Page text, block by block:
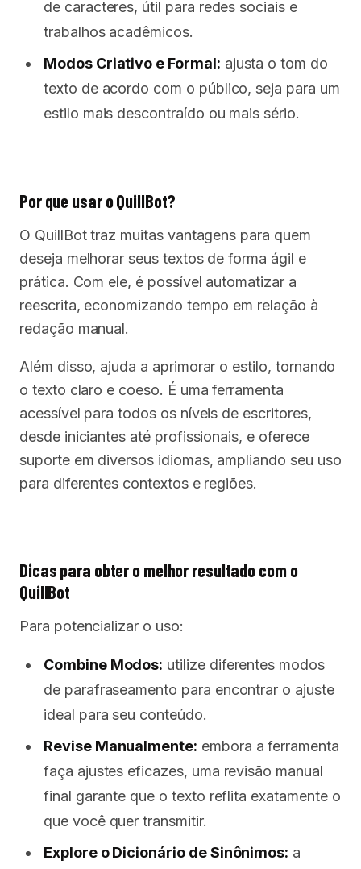
de caracteres, útil para redes sociais e
trabalhos acadêmicos.
Modos Criativo e Formal: ajusta o tom do
texto de acordo com o público, seja para um
estilo mais descontraído ou mais sério.
Por que usar o QuillBot?
O QuillBot traz muitas vantagens para quem
deseja melhorar seus textos de forma ágil e
prática. Com ele, é possível automatizar a
reescrita, economizando tempo em relação à
redação manual.
Além disso, ajuda a aprimorar o estilo, tornando
o texto claro e coeso. É uma ferramenta
acessível para todos os níveis de escritores,
desde iniciantes até profissionais, e oferece
suporte em diversos idiomas, ampliando seu uso
para diferentes contextos e regiões.
Dicas para obter o melhor resultado com o
QuillBot
Para potencializar o uso:
Combine Modos: utilize diferentes modos
de parafraseamento para encontrar o ajuste
ideal para seu conteúdo.
Revise Manualmente: embora a ferramenta
faça ajustes eficazes, uma revisão manual
final garante que o texto reflita exatamente o
que você quer transmitir.
Explore o Dicionário de Sinônimos: a